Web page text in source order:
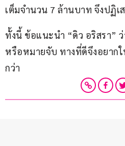
เต็มจำนวน 7 ล้านบาท จึงปฏิเ
ทั้งนี้ ข้อแนะนำ “ดิว อริสรา”
หรือหมายจับ ทางที่ดีจึงอยา
กว่า